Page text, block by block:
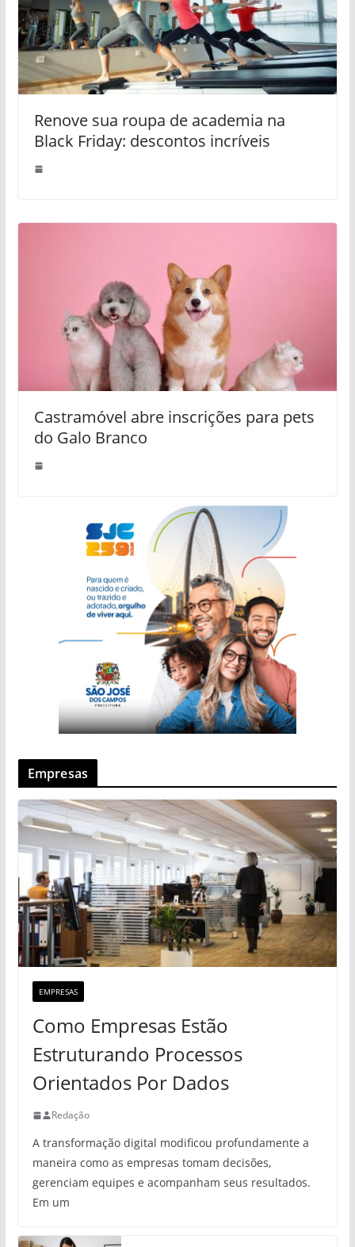
Renove sua roupa de academia na
Black Friday: descontos incríveis
Castramóvel abre inscrições para pets
do Galo Branco
Empresas
EMPRESAS
Como Empresas Estão
Estruturando Processos
Orientados Por Dados
Redação
A transformação digital modificou profundamente a
maneira como as empresas tomam decisões,
gerenciam equipes e acompanham seus resultados.
Em um